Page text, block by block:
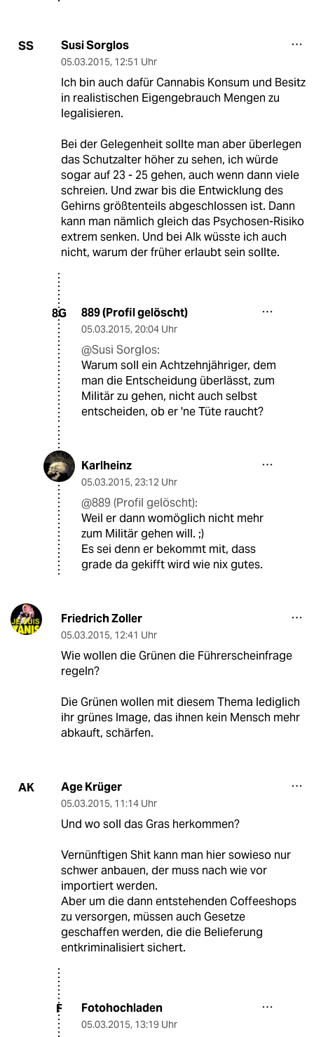
SS Susi Sorglos
05.03.2015, 12:51 Uhr
Ich bin auch dafür Cannabis Konsum und Besitz
in realistischen Eigengebrauch Mengen zu
legalisieren.
Bei der Gelegenheit sollte man aber überlegen
das Schutzalter höher zu sehen, ich würde
sogar auf 23 - 25 gehen, auch wenn dann viele
schreien. Und zwar bis die Entwicklung des
Gehirns größtenteils abgeschlossen ist. Dann
kann man nämlich gleich das Psychosen-Risiko
extrem senken. Und bei Alk wüsste ich auch
nicht, warum der früher erlaubt sein sollte.
8G 889 (Profil gelöscht)
05.03.2015, 20:04 Uhr
@Susi Sorglos:
Warum soll ein Achtzehnjähriger, dem
man die Entscheidung überlässt, zum
Militär zu gehen, nicht auch selbst
entscheiden, ob er 'ne Tüte raucht?
Karlheinz
05.03.2015, 23:12 Uhr
@889 (Profil gelöscht):
Weil er dann womöglich nicht mehr
zum Militär gehen will. ;)
Es sei denn er bekommt mit, dass
grade da gekifft wird wie nix gutes.
Friedrich Zoller
05.03.2015, 12:41 Uhr
Wie wollen die Grünen die Führerscheinfrage
regeln?
Die Grünen wollen mit diesem Thema lediglich
ihr grünes Image, das ihnen kein Mensch mehr
abkauft, schärfen.
AK Age Krüger
05.03.2015, 11:14 Uhr
Und wo soll das Gras herkommen?
Vernünftigen Shit kann man hier sowieso nur
schwer anbauen, der muss nach wie vor
importiert werden.
Aber um die dann entstehenden Coffeeshops
zu versorgen, müssen auch Gesetze
geschaffen werden, die die Belieferung
entkriminalisiert sichert.
F Fotohochladen
05.03.2015, 13:19 Uhr